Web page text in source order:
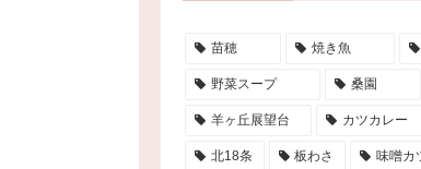
苗穂 焼き魚
野菜スープ 桑園
羊ヶ丘展望台 カツカレー
北18条 板わさ 味噌カ